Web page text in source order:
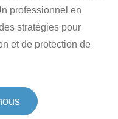
professionnel en
stratégies pour
et de protection de